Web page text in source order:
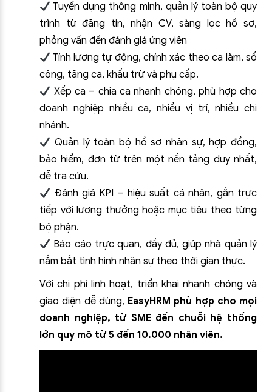
Tuyển dụng thông minh, quản lý toàn bộ quy
trình từ đăng tin, nhận CV, sàng lọc hồ sơ,
phỏng vấn đến đánh giá ứng viên
Tính lương tự động, chính xác theo ca làm, số
công, tăng ca, khấu trừ và phụ cấp.
Xếp ca – chia ca nhanh chóng, phù hợp cho
doanh nghiệp nhiều ca, nhiều vị trí, nhiều chi
nhánh.
Quản lý toàn bộ hồ sơ nhân sự, hợp đồng,
bảo hiểm, đơn từ trên một nền tảng duy nhất,
dễ tra cứu.
Đánh giá KPI – hiệu suất cá nhân, gắn trực
tiếp với lương thưởng hoặc mục tiêu theo từng
bộ phận.
Báo cáo trực quan, đầy đủ, giúp nhà quản lý
nắm bắt tình hình nhân sự theo thời gian thực.
Với chi phí linh hoạt, triển khai nhanh chóng và
giao diện dễ dùng, EasyHRM phù hợp cho mọi
doanh nghiệp, từ SME đến chuỗi hệ thống
lớn quy mô từ 5 đến 10.000 nhân viên.